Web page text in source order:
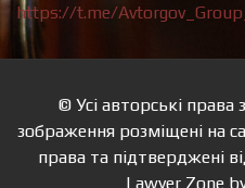
https://t.me/
© Усі авторські права
зображення розміщені на
права та підтверджені
Lawyer Zone